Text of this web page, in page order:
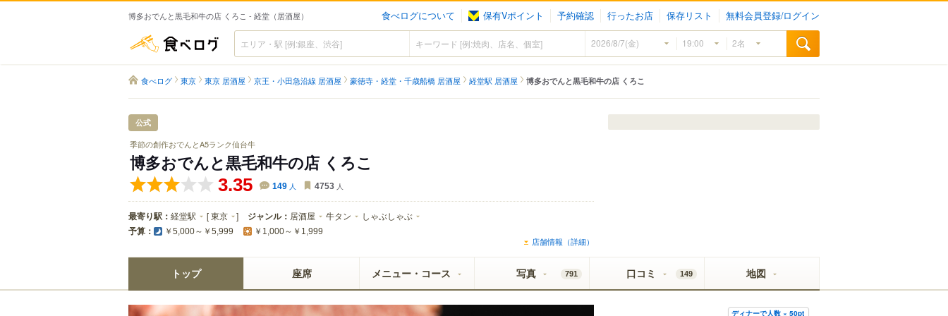
博多おでんと黒毛和牛の店 くろこ - 経堂（居酒屋） 食べログについて 保有Vポイント 予約確認 行ったお店 保存リスト 無料会員登録/ログイン
食べログ
食べログ 東京 東京 居酒屋 京王・小田急沿線 居酒屋 豪徳寺・経堂・千歳船橋 居酒屋 経堂駅 居酒屋 博多おでんと黒毛和牛の店 くろこ
公式
季節の創作おでんとA5ランク仙台牛
博多おでんと黒毛和牛の店 くろこ
3.35 149 人 4753 人
最寄り駅： 経堂駅 [東京 ] ジャンル： 居酒屋 牛タン しゃぶしゃぶ
予算： ￥5,000～￥5,999 ￥1,000～￥1,999
店舗情報（詳細）
トップ 座席 メニュー・コース 写真 791 口コミ 149 地図
ディナーで人数 × 50pt